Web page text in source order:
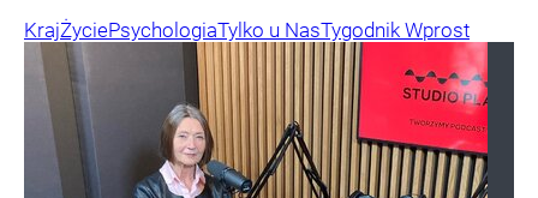
KrajŻyciePsychologiaTylko u NasTygodnik Wprost